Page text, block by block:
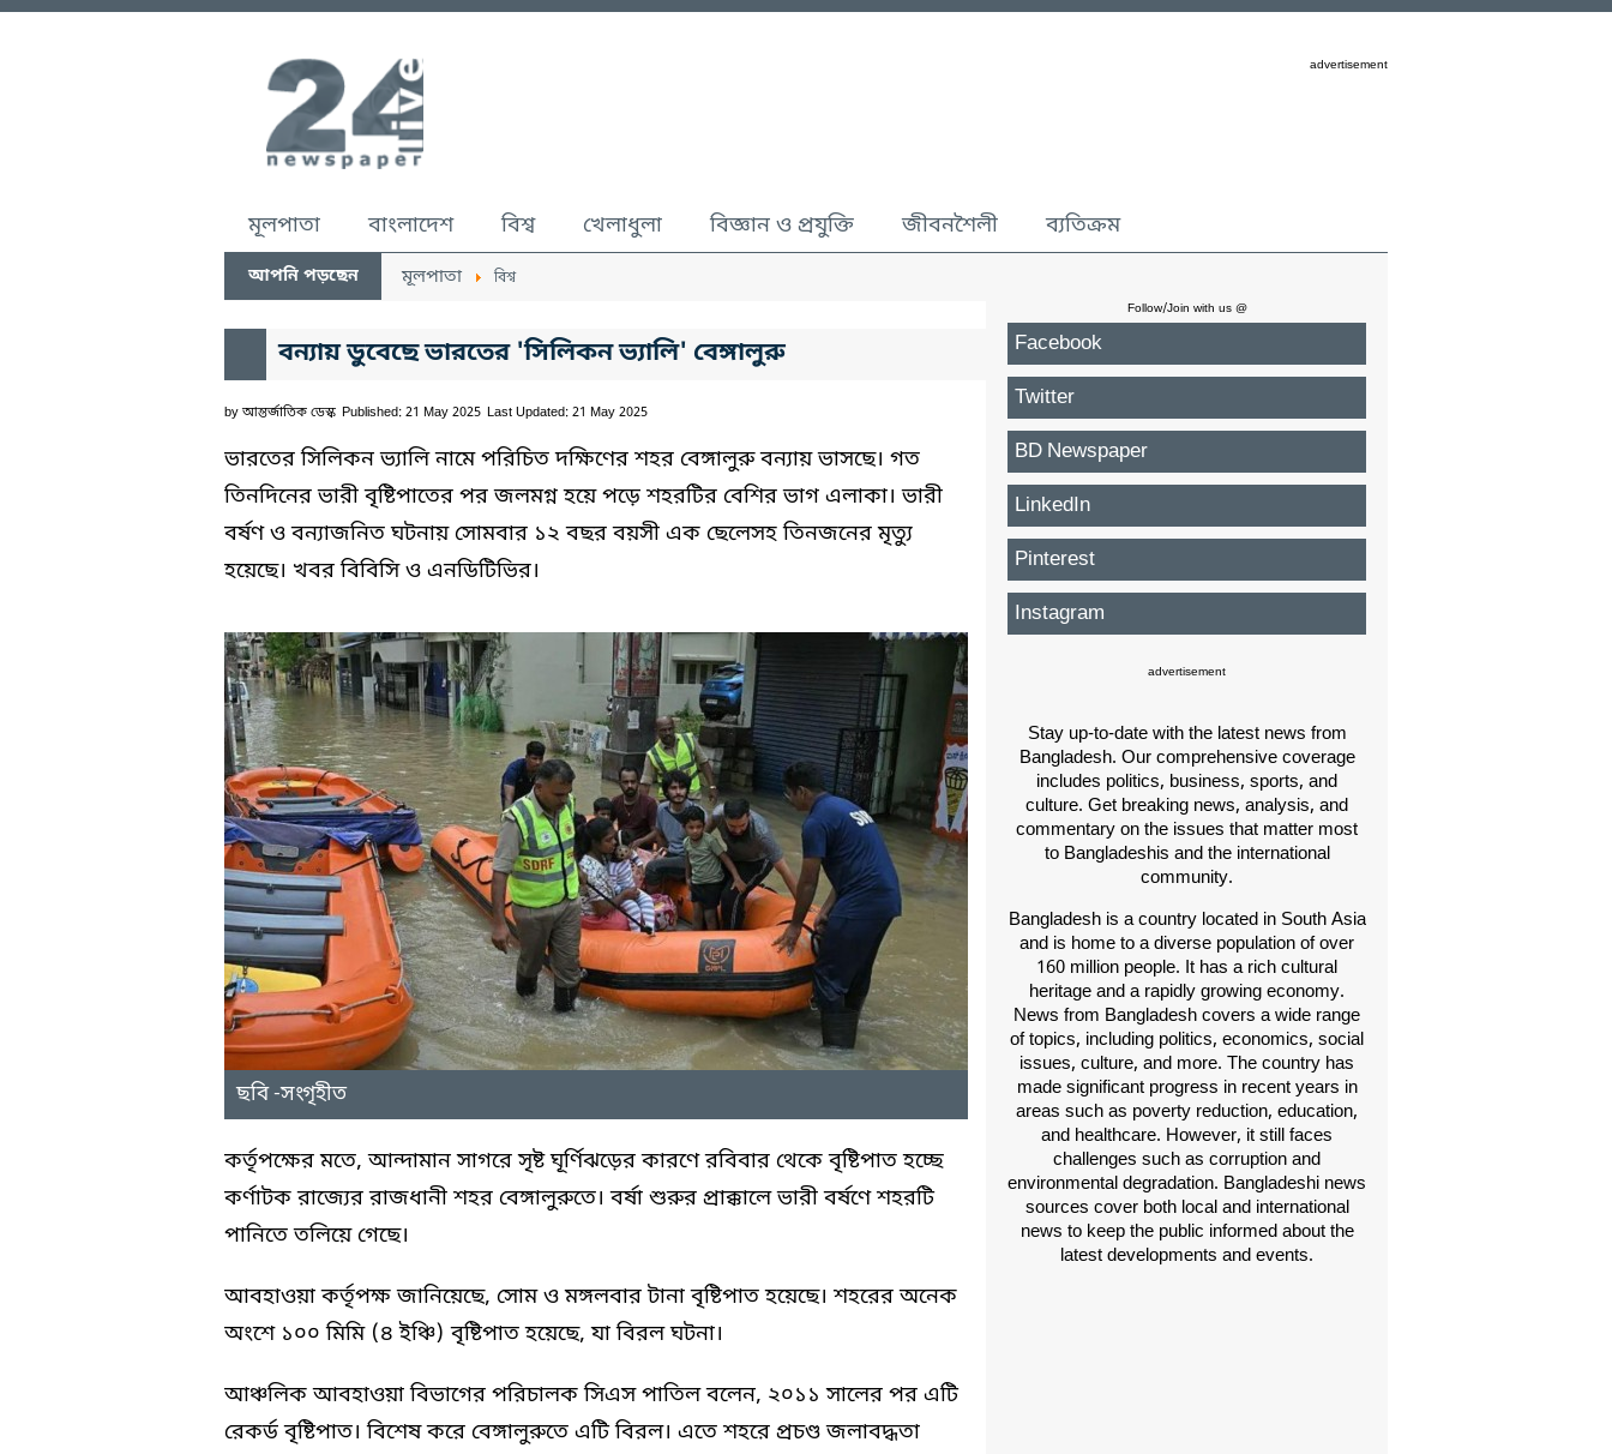
advertisement
মূলপাতা বাংলাদেশ বিশ্ব খেলাধুলা বিজ্ঞান ও প্রযুক্তি জীবনশৈলী ব্যতিক্রম
আপনি পড়ছেন মূলপাতা বিশ্ব
বন্যায় ডুবেছে ভারতের 'সিলিকন ভ্যালি' বেঙ্গালুরু
by আন্তর্জাতিক ডেস্ক Published: 21 May 2025 Last Updated: 21 May 2025
ভারতের সিলিকন ভ্যালি নামে পরিচিত দক্ষিণের শহর বেঙ্গালুরু বন্যায় ভাসছে। গত
তিনদিনের ভারী বৃষ্টিপাতের পর জলমগ্ন হয়ে পড়ে শহরটির বেশির ভাগ এলাকা। ভারী
বর্ষণ ও বন্যাজনিত ঘটনায় সোমবার ১২ বছর বয়সী এক ছেলেসহ তিনজনের মৃত্যু
হয়েছে। খবর বিবিসি ও এনডিটিভির।
ছবি -সংগৃহীত
কর্তৃপক্ষের মতে, আন্দামান সাগরে সৃষ্ট ঘূর্ণিঝড়ের কারণে রবিবার থেকে বৃষ্টিপাত হচ্ছে
কর্ণাটক রাজ্যের রাজধানী শহর বেঙ্গালুরুতে। বর্ষা শুরুর প্রাক্কালে ভারী বর্ষণে শহরটি
পানিতে তলিয়ে গেছে।
আবহাওয়া কর্তৃপক্ষ জানিয়েছে, সোম ও মঙ্গলবার টানা বৃষ্টিপাত হয়েছে। শহরের অনেক
অংশে ১০০ মিমি (৪ ইঞ্চি) বৃষ্টিপাত হয়েছে, যা বিরল ঘটনা।
আঞ্চলিক আবহাওয়া বিভাগের পরিচালক সিএস পাতিল বলেন, ২০১১ সালের পর এটি
রেকর্ড বৃষ্টিপাত। বিশেষ করে বেঙ্গালুরুতে এটি বিরল। এতে শহরে প্রচণ্ড জলাবদ্ধতা
Follow/Join with us @
Facebook
Twitter
BD Newspaper
LinkedIn
Pinterest
Instagram
advertisement
Stay up-to-date with the latest news from
Bangladesh. Our comprehensive coverage
includes politics, business, sports, and
culture. Get breaking news, analysis, and
commentary on the issues that matter most
to Bangladeshis and the international
community.
Bangladesh is a country located in South Asia
and is home to a diverse population of over
160 million people. It has a rich cultural
heritage and a rapidly growing economy.
News from Bangladesh covers a wide range
of topics, including politics, economics, social
issues, culture, and more. The country has
made significant progress in recent years in
areas such as poverty reduction, education,
and healthcare. However, it still faces
challenges such as corruption and
environmental degradation. Bangladeshi news
sources cover both local and international
news to keep the public informed about the
latest developments and events.